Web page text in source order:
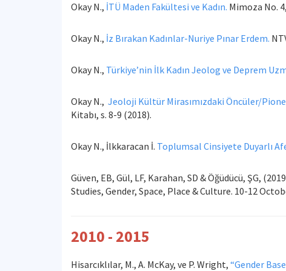
Okay N., İTÜ Maden Fakültesi ve Kadın. Mimoza No.
Okay N., İz Bırakan Kadınlar-Nuriye Pınar Erdem.
Okay N., Türkiye’nin İlk Kadın Jeolog ve Deprem
Okay N., Jeoloji Kültür Mirasımızdaki Öncüler/
Kitabı, s. 8-9 (2018).
Okay N., İlkkaracan İ. Toplumsal Cinsiyete Duyarlı
Güven, EB, Gül, LF, Karahan, SD & Öğüdücü, ŞG,
Studies, Gender, Space, Place & Culture. 10-12
2010 - 2015
Hisarcıklılar, M., A. McKay, ve P. Wright, “Gender